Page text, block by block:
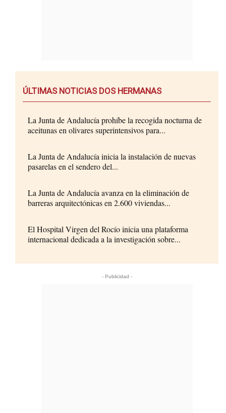
ÚLTIMAS NOTICIAS DOS HERMANAS
La Junta de Andalucía prohíbe la recogida nocturna de
aceitunas en olivares superintensivos para...
La Junta de Andalucía inicia la instalación de nuevas
pasarelas en el sendero del...
La Junta de Andalucía avanza en la eliminación de
barreras arquitectónicas en 2.600 viviendas...
El Hospital Virgen del Rocío inicia una plataforma
internacional dedicada a la investigación sobre...
- Publicidad -